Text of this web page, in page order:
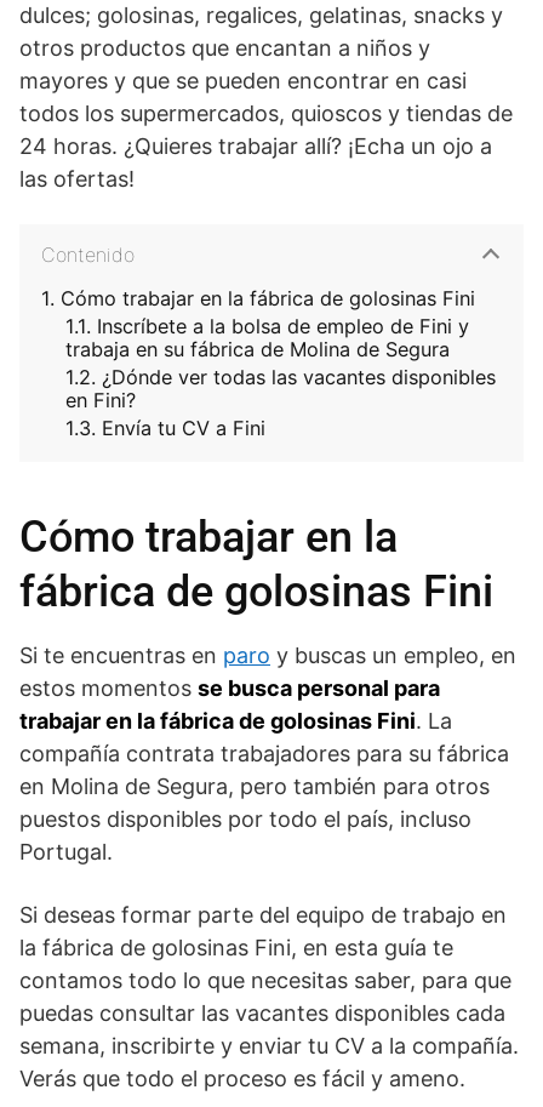
dulces; golosinas, regalices, gelatinas, snacks y
otros productos que encantan a niños y
mayores y que se pueden encontrar en casi
todos los supermercados, quioscos y tiendas de
24 horas. ¿Quieres trabajar allí? ¡Echa un ojo a
las ofertas!
Contenido
Cómo trabajar en la fábrica de golosinas Fini
Inscríbete a la bolsa de empleo de Fini y
trabaja en su fábrica de Molina de Segura
¿Dónde ver todas las vacantes disponibles
en Fini?
Envía tu CV a Fini
Cómo trabajar en la
fábrica de golosinas Fini
Si te encuentras en paro y buscas un empleo, en
estos momentos se busca personal para
trabajar en la fábrica de golosinas Fini. La
compañía contrata trabajadores para su fábrica
en Molina de Segura, pero también para otros
puestos disponibles por todo el país, incluso
Portugal.
Si deseas formar parte del equipo de trabajo en
la fábrica de golosinas Fini, en esta guía te
contamos todo lo que necesitas saber, para que
puedas consultar las vacantes disponibles cada
semana, inscribirte y enviar tu CV a la compañía.
Verás que todo el proceso es fácil y ameno.